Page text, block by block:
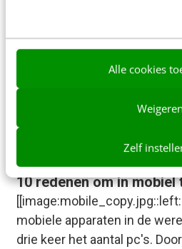
Alle cookies
Weigeren
Zelf
in eigen huis? Ga dan niet in
geen Tupperware verkopen
spammer,…
Frank Janssen
KLANTCONTACT & CX
10 redenen om in mobiel
mobiele apparaten in de
drie keer het aantal pc's.